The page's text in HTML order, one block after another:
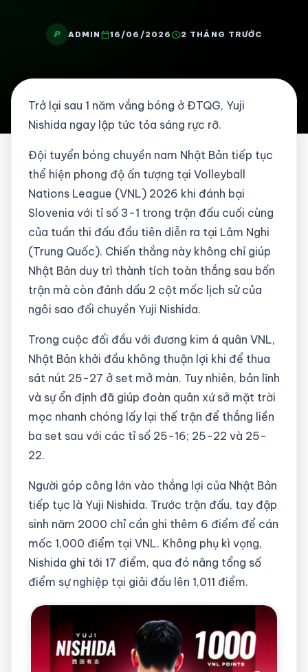
P ADMIN calendar_today16/06/2026schedule2 THÁNG TRƯỚC
Trở lại sau 1 năm vắng bóng ở ĐTQG, Yuji
Nishida ngay lập tức tỏa sáng rực rỡ.
Đội tuyển bóng chuyền nam Nhật Bản tiếp tục
thể hiện phong độ ấn tượng tại Volleyball
Nations League (VNL) 2026 khi đánh bại
Slovenia với tỉ số 3-1 trong trận đấu cuối cùng
của tuần thi đấu đầu tiên diễn ra tại Lâm Nghi
(Trung Quốc). Chiến thắng này không chỉ giúp
Nhật Bản duy trì thành tích toàn thắng sau bốn
trận mà còn đánh dấu 2 cột mốc lịch sử của
ngôi sao đối chuyền Yuji Nishida.
Trong cuộc đối đầu với đương kim á quân VNL,
Nhật Bản khởi đầu không thuận lợi khi để thua
sát nút 25-27 ở set mở màn. Tuy nhiên, bản lĩnh
và sự ổn định đã giúp đoàn quân xứ sở mặt trời
mọc nhanh chóng lấy lại thế trận để thắng liền
ba set sau với các tỉ số 25-16; 25-22 và 25-
22.
Người góp công lớn vào thắng lợi của Nhật Bản
tiếp tục là Yuji Nishida. Trước trận đấu, tay đập
sinh năm 2000 chỉ cần ghi thêm 6 điểm để cán
mốc 1,000 điểm tại VNL. Không phụ kì vọng,
Nishida ghi tới 17 điểm, qua đó nâng tổng số
điểm sự nghiệp tại giải đấu lên 1,011 điểm.